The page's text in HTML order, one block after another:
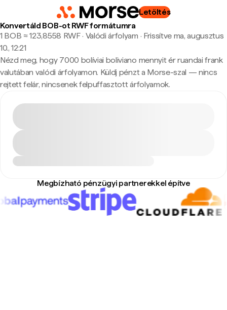
Letöltés
Konvertáld BOB-ot RWF formátumra
1 BOB ≈ 123,8558 RWF · Valódi árfolyam · Frissítve ma, augusztus
10., 12:21
Nézd meg, hogy 7000 bolíviai boliviano mennyit ér ruandai frank
valutában valódi árfolyamon. Küldj pénzt a Morse-szal — nincs
rejtett felár, nincsenek felpuffasztott árfolyamok.
Megbízható pénzügyi partnerekkel építve